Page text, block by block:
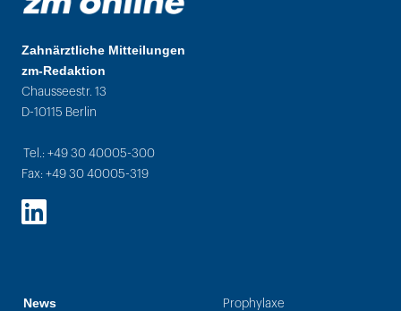
Zahnärztliche Mitteilungen
zm-Redaktion
Chausseestr. 13
D-10115 Berlin
Tel.: +49 30 40005-300
Fax: +49 30 40005-319
LinkedIn
News Prophylaxe